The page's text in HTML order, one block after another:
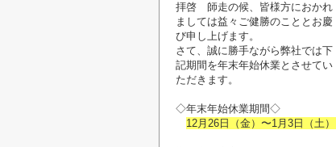
拝啓 師走の候、皆様方におかれ
ましては益々ご健勝のこととお慶
び申し上げます。
さて、誠に勝手ながら弊社では下
記期間を年末年始休業とさせてい
ただきます。
◇年末年始休業期間◇
12月26日（金）〜1月3日（土）